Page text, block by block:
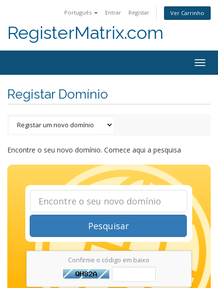
Português Entrar Registar Ver Carrinho
RegisterMatrix.com
Registar Domínio
Encontre o seu novo domínio. Comece aqui a pesquisa
Pesquisar
Confirme o código em baixo